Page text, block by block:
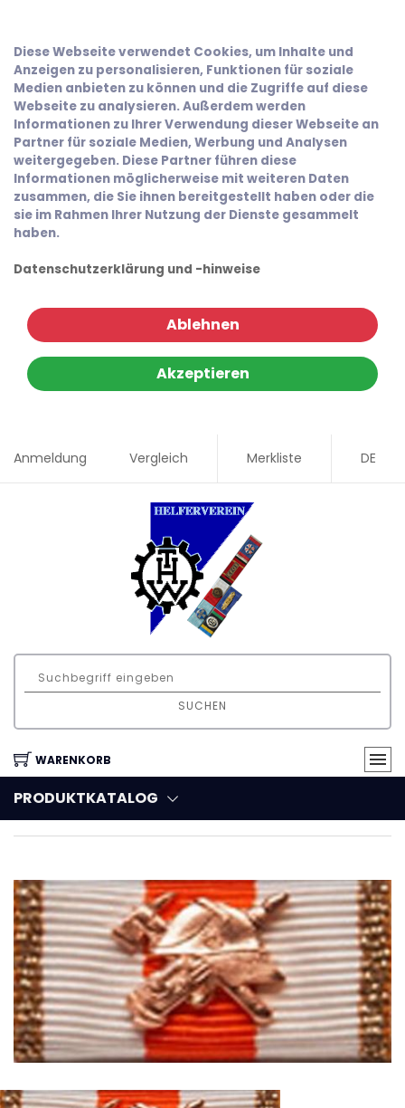
Diese Webseite verwendet Cookies, um Inhalte und
Anzeigen zu personalisieren, Funktionen für soziale
Medien anbieten zu können und die Zugriffe auf diese
Webseite zu analysieren. Außerdem werden
Informationen zu Ihrer Verwendung dieser Webseite an
Partner für soziale Medien, Werbung und Analysen
weitergegeben. Diese Partner führen diese
Informationen möglicherweise mit weiteren Daten
zusammen, die Sie ihnen bereitgestellt haben oder die
sie im Rahmen Ihrer Nutzung der Dienste gesammelt
haben.
Datenschutzerklärung und -hinweise
Ablehnen
Akzeptieren
Anmeldung Vergleich Merkliste DE
SUCHEN
WARENKORB
PRODUKTKATALOG